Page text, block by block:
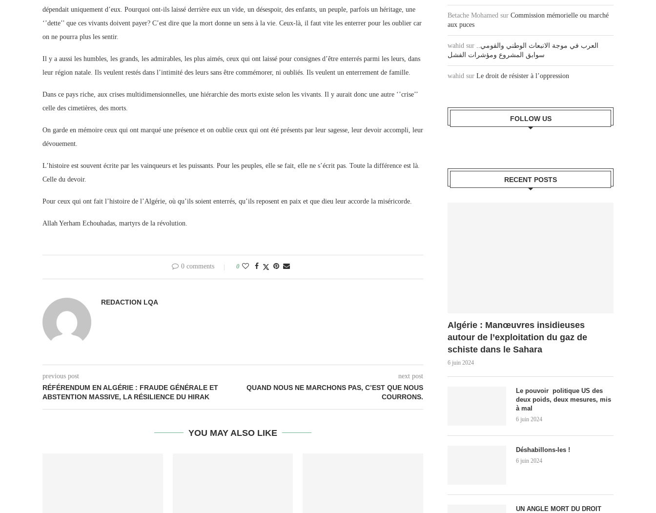
dépendait uniquement d’eux. Pourquoi ont-ils laissé derrière eux un vide, un désespoir, des enfants, un peuple, parfois un héritage, une
‘’dette’’ que ces vivants doivent payer? C’est dire que la mort donne un sens à la vie. Ceux-là, il faut vite les enterrer pour les oublier car
on ne pourra plus les sentir.
Il y a aussi les humbles, les grands, les admirables, les plus aimés, ceux qui ont laissé pour consignes d’être enterrés parmi les leurs, dans
leur région natale. Ils veulent restés dans l’intimité des leurs sans être commémorer, ni oubliés. Ils veulent un enterrement de famille.
Dans ce pays riche, aux crises multidimensionnelles, une hiérarchie des morts existe selon les vivants. Il y aurait donc une autre ‘’crise’’
celle des cimetières, des morts.
On garde en mémoire ceux qui ont marqué une présence et on oublie ceux qui ont été présents par leur sagesse, leur devoir accompli, leur
dévouement.
L’histoire est souvent écrite par les vainqueurs et les puissants. Pour les peuples, elle se fait, elle ne s’écrit pas. Toute la différence est là.
Celle du devoir.
Pour ceux qui ont fait l’histoire de l’Algérie, où qu’ils soient enterrés, qu’ils reposent en paix et que dieu leur accorde la miséricorde.
Allah Yerham Echouhadas, martyrs de la révolution.
0 comments 0
REDACTION LQA
previous post
RÉFÉRENDUM EN ALGÉRIE : FRAUDE GÉNÉRALE ET
ABSTENTION MASSIVE, LA RÉSILIENCE DU HIRAK
next post
QUAND NOUS NE MARCHONS PAS, C’EST QUE NOUS
COURRONS.
YOU MAY ALSO LIKE
Betache Mohamed sur Commission mémorielle ou marché
aux puces
wahid sur العرب في موجة الانبعاث الوطني والقومي..
سوابق المشروع ومؤشرات الفشل
wahid sur Le droit de résister à l’oppression
FOLLOW US
RECENT POSTS
Algérie : Manœuvres insidieuses
autour de l’exploitation du gaz de
schiste dans le Sahara
6 juin 2024
Le pouvoir politique US des
deux poids, deux mesures, mis
à mal
6 juin 2024
Déshabillons-les !
6 juin 2024
UN ANGLE MORT DU DROIT